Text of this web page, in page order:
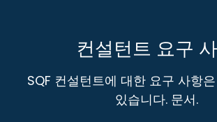
컨설턴트 요구
SQF 컨설턴트에 대한 요구 사항
있습니다. 문서.